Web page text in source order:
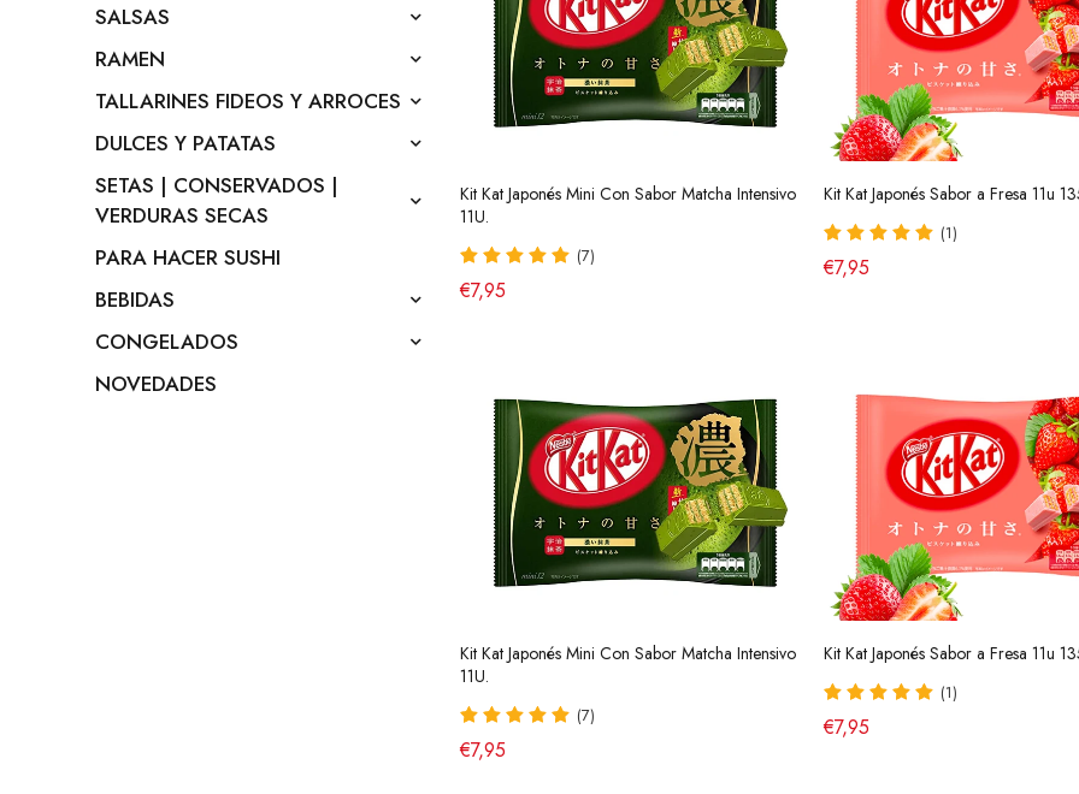
SALSAS
RAMEN
TALLARINES FIDEOS Y ARROCES
DULCES Y PATATAS
SETAS | CONSERVADOS |
VERDURAS SECAS
PARA HACER SUSHI
BEBIDAS
CONGELADOS
NOVEDADES
Kit Kat Japonés Mini Con Sabor Matcha Intensivo
11U.
(7)
€7,95
Kit Kat Japonés Sabor a Fresa 11u
(1)
€7,95
Kit Kat Japonés Mini Con Sabor Matcha Intensivo
11U.
(7)
€7,95
Kit Kat Japonés Sabor a Fresa 11u
(1)
€7,95